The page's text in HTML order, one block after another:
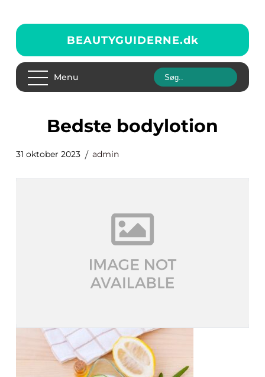
BEAUTYGUIDERNE.dk
Menu
bedste bodylotion
31 oktober 2023 admin